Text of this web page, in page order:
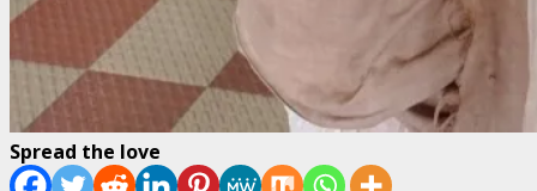
Spread the love